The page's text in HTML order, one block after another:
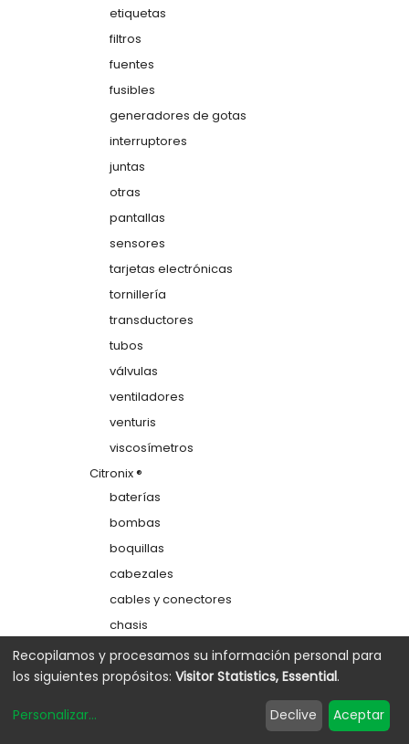
etiquetas
filtros
fuentes
fusibles
generadores de gotas
interruptores
juntas
otras
pantallas
sensores
tarjetas electrónicas
tornillería
transductores
tubos
válvulas
ventiladores
venturis
viscosímetros
Citronix ®
baterías
bombas
boquillas
cabezales
cables y conectores
chasis
colectores
depósitos
Recopilamos y procesamos su información personal para
los siguientes propósitos: Visitor Statistics, Essential.
Personalizar... Declive Aceptar